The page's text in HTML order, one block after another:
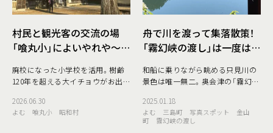
村民と観光客の交流の場
「喰丸小」によいやれや〜！
中！
廃校になった小学校を活用。樹齢
120年を超える大イチョウがお出
くいまるしょう」は、旧・喰丸小学
校を改修して2018年（平成30年）4
2026.06.30
よむ 喰丸小 昭和村
舟で川を渡って集落散策！
「霧幻峡の渡し」は一度は行
ト！
和船に乗りながら眺める只見川の
景色は唯一無二。奥会津の「霧幻峡
奥会津は金山町と三島町の町境に
ある『霧幻峡』はご存知でしょう
か？ 「霧幻峡の渡
2025.01.18
よむ 三島町 写真スポット
金山
町
霧幻峡の渡し